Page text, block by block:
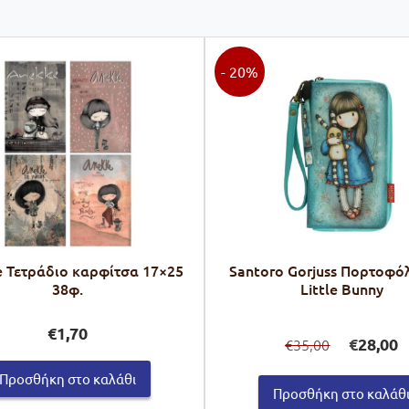
καρφίτσα 17×25
38φ.
€1,70
Προσθήκη στο καλάθι
Santoro Gorjuss
Little Bunny
- 20%
€35,00
price
€35,00.
€28,00
Προσθήκη στο καλάθι